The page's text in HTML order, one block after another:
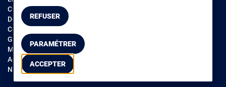
REFUSER
PARAMÉTRER
ACCEPTER
CGV /CGU Marketplace
Données personnelles
Cookies
Gérer mes cookies
Mentions légales
Accessibilité : non conforme
Notice d'accessibilité